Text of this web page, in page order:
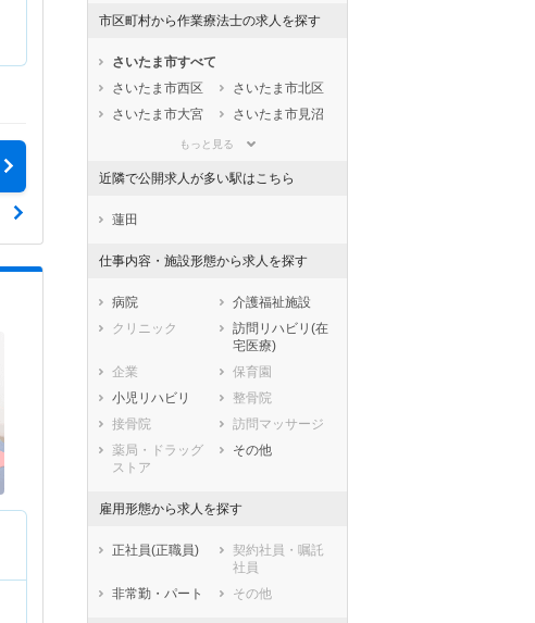
石川県
福井県
静岡県
愛知県
三重県
滋賀県
京都府
大阪府
奈良県
香川県
熊本県
大分県
宮崎県
鹿児島県
沖縄県
市区町村から作業療法士の求人を探す
さいたま市すべて
さいたま市西区
さいたま市北区
さいたま市大宮
さいたま市見沼
区
区
区
行田市
秩父市
所沢市
飯能市
加須市
本庄市
東松山市
春日部市
狭山市
羽生市
蕨市
戸田市
朝霞市
志木市
和光市
もっと見る
近隣で公開求人が多い駅はこちら
蓮田
仕事内容・施設形態から求人を探す
病院
介護福祉施設
クリニック
訪問リハビリ(在
宅医療)
企業
保育園
小児リハビリ
整骨院
接骨院
訪問マッサージ
薬局・ドラッグ
ストア
その他
雇用形態から求人を探す
正社員(正職員)
契約社員・嘱託
社員
非常勤・パート
その他